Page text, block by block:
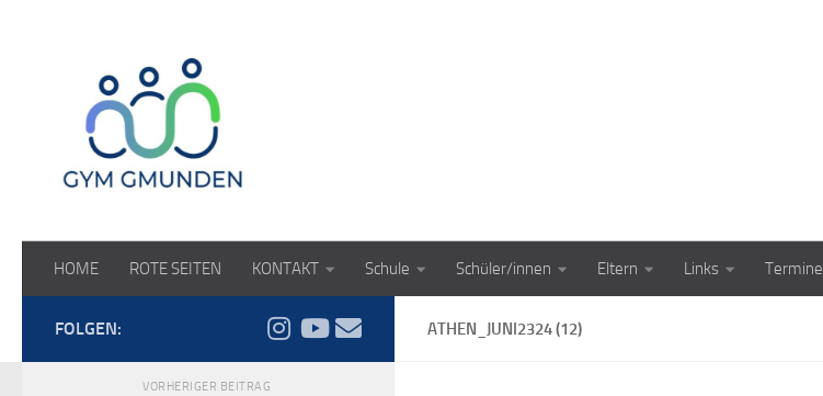
HOME ROTE SEITEN KONTAKT Schule Schüler/innen Eltern Links Termine
ATHEN_JUNI2324 (12)
FOLGEN:
VORHERIGER BEITRAG